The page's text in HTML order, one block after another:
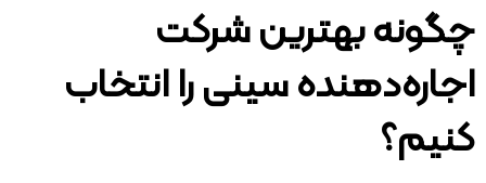
چگونه بهترین شرکت
اجاره‌دهنده سینی را انتخاب
کنیم؟